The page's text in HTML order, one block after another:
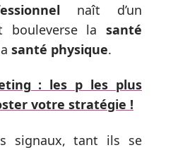
naît d’un
bouleverse lasanté
santé physique.
: les p les plus
votre stratégie !
signaux, tant ils se